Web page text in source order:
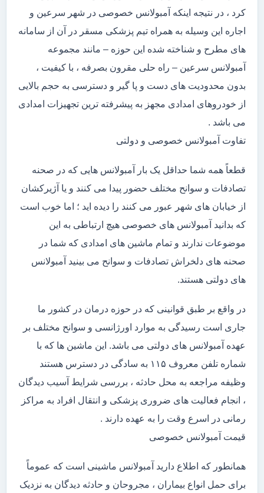
کرد ، در نتیجه اینکه آمبولانس خصوصی در شهر سرعین و
اجاره این وسیله به همراه تیم پزشکی مسقر در آن از سامانه
های مطرح و شناخته شده این حوزه – مانند مجموعه
آمبولانس سرعین – راه حلی مقرون بصرفه ، با کیفیت ،
بدون محدودیت های دست و پا گیر و دسترسی به حجم بالایی
از خودروهای امدادی مجهز به پیشرفته ترین تجهیزات امدادی
می باشد .
تفاوت آمبولانس خصوصی و دولتی
قطعاً همه شما حداقل یک بار آمبولانس هایی که در صحنه
تصادفات و سوانح مختلف حضور پیدا می کنند و یا آژیرکشان
از خیابان های شهر عبور می کنند را دیده اید ؛ اما خوب است
که بدانید آمبولانس های خصوصی هیچ ارتباطی به این
موضوعات ندارند و تمام ماشین های امدادی که شما در
صحنه های دلخراش تصادفات و سوانح می بینید آمبولانس
های دولتی هستند.
در واقع بر طبق قوانینی که در حوزه درمان در کشور ما
جاری است رسیدگی به موارد اورژانسی و سوانح مختلف بر
عهده آمبولانس های دولتی می باشد. این ماشین ها که با
شماره تلفن معروف ۱۱۵ به سادگی در دسترس هستند
وظیفه مراجعه به محل حادثه ، بررسی شرایط آسیب دیدگان
، انجام فعالیت های ضروری پزشکی و انتقال افراد به مراکز
رمانی در اسرع وقت را به عهده دارند .
قیمت آمبولانس خصوصی
همانطور که اطلاع دارید آمبولانس ماشینی است که عموماً
برای حمل انواع بیماران ، مجروحان و حادثه دیدگان به نزدیک